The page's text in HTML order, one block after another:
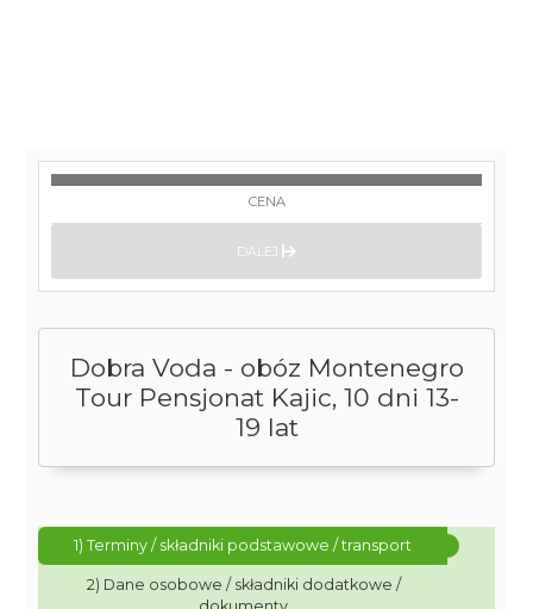
Dobra Voda - obóz Montenegro
Tour Pensjonat Kajic, 10 dni 13-
19 lat
1) Terminy / składniki podstawowe / transport
2) Dane osobowe / składniki dodatkowe /
CENA
DALEJ